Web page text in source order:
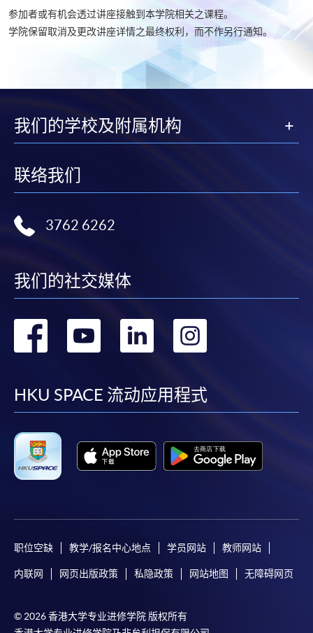
参加者或有机会透过讲座接触到本学院相关之课程。
学院保留取消及更改讲座详情之最终权利，而不作另行通知。
我们的学校及附属机构
联络我们
3762 6262
我们的社交媒体
转
facebook
转
youtube
转
linkedin
转
HKU SPACE 流动应用程式
职位空缺 教学/报名中心地点 学员网站 教师网站
内联网 网页出版政策 私隐政策 网站地图 无障碍网页
© 2026 香港大学专业进修学院 版权所有